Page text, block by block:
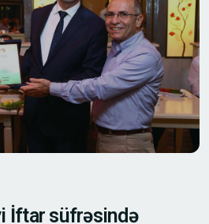
İftar süfrəsində